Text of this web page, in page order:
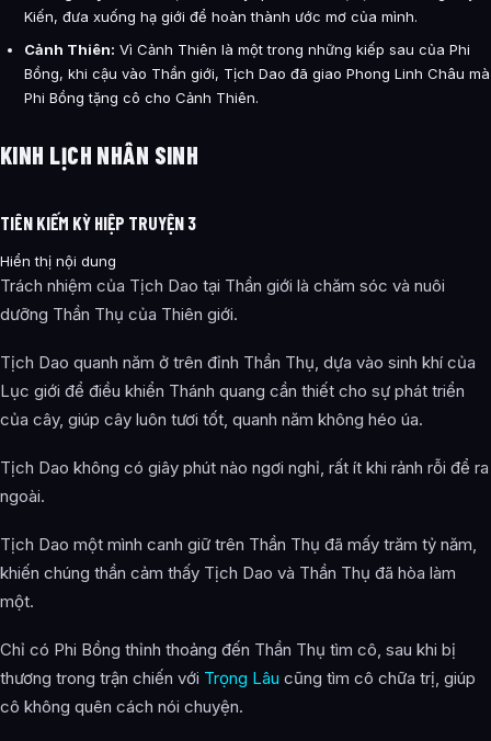
Kiến, đưa xuống hạ giới để hoàn thành ước mơ của mình.
Cảnh Thiên: Vì Cảnh Thiên là một trong những kiếp sau của Phi
Bồng, khi cậu vào Thần giới, Tịch Dao đã giao Phong Linh Châu mà
Phi Bồng tặng cô cho Cảnh Thiên.
KINH LỊCH NHÂN SINH
TIÊN KIẾM KỲ HIỆP TRUYỆN 3
Hiển thị nội dung
Trách nhiệm của Tịch Dao tại Thần giới là chăm sóc và nuôi
dưỡng Thần Thụ của Thiên giới.
Tịch Dao quanh năm ở trên đỉnh Thần Thụ, dựa vào sinh khí của
Lục giới để điều khiển Thánh quang cần thiết cho sự phát triển
của cây, giúp cây luôn tươi tốt, quanh năm không héo úa.
Tịch Dao không có giây phút nào ngơi nghỉ, rất ít khi rảnh rỗi để ra
ngoài.
Tịch Dao một mình canh giữ trên Thần Thụ đã mấy trăm tỷ năm,
khiến chúng thần cảm thấy Tịch Dao và Thần Thụ đã hòa làm
một.
Chỉ có Phi Bồng thỉnh thoảng đến Thần Thụ tìm cô, sau khi bị
thương trong trận chiến với Trọng Lâu cũng tìm cô chữa trị, giúp
cô không quên cách nói chuyện.